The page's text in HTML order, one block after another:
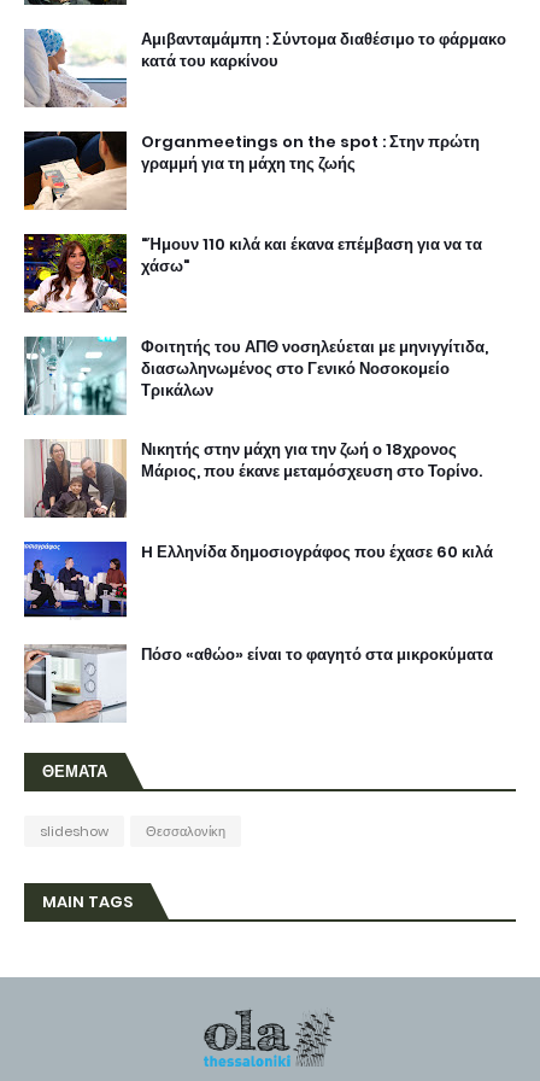
Αμιβανταμάμπη : Σύντομα διαθέσιμο το φάρμακο
κατά του καρκίνου
Organmeetings on the spot : Στην πρώτη
γραμμή για τη μάχη της ζωής
"Ήμουν 110 κιλά και έκανα επέμβαση για να τα
χάσω"
Φοιτητής του ΑΠΘ νοσηλεύεται με μηνιγγίτιδα,
διασωληνωμένος στο Γενικό Νοσοκομείο
Τρικάλων
Νικητής στην μάχη για την ζωή ο 18χρονος
Μάριος, που έκανε μεταμόσχευση στο Τορίνο.
H Ελληνίδα δημοσιογράφος που έχασε 60 κιλά
Πόσο «αθώο» είναι το φαγητό στα μικροκύματα
ΘΕΜΑΤΑ
slideshow Θεσσαλονίκη
MAIN TAGS